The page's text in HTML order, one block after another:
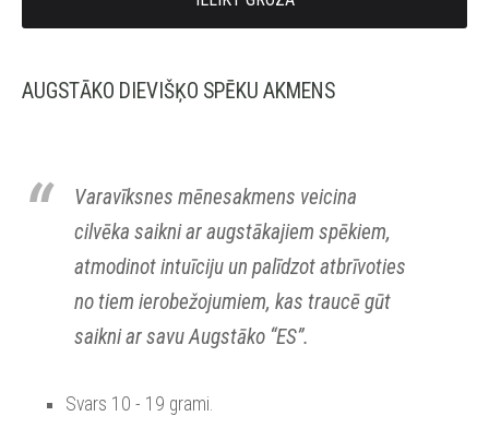
AUGSTĀKO DIEVIŠĶO SPĒKU AKMENS
Varavīksnes mēnesakmens veicina
cilvēka saikni ar augstākajiem spēkiem,
atmodinot intuīciju un palīdzot atbrīvoties
no tiem ierobežojumiem, kas traucē gūt
saikni ar savu Augstāko “ES”.
Svars 10 - 19 grami.